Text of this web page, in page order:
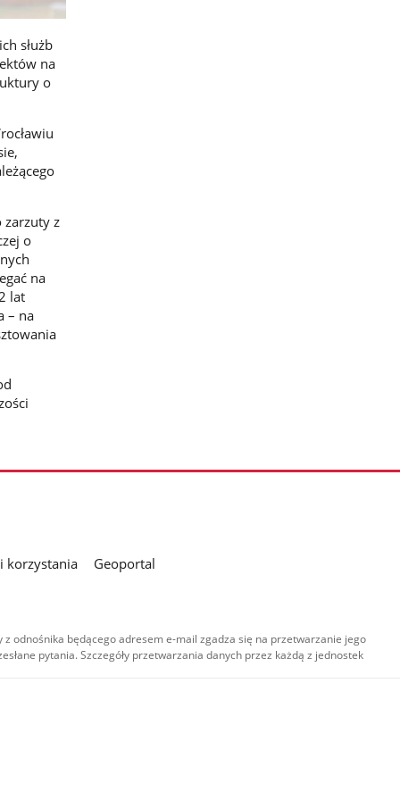
służb
na
o
zarzuty z
o
na
lat
– na
korzystania Geoportal
odnośnika będącego adresem e-mail zgadza się na przetwarzanie jego
pytania. Szczegóły przetwarzania danych przez każdą z jednostek